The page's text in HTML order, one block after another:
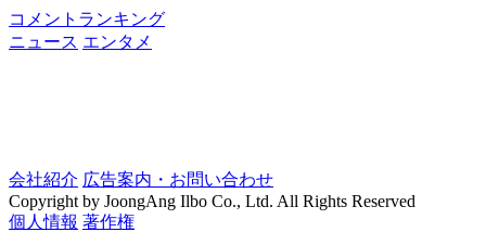
コメントランキング
ニュース エンタメ
会社紹介 広告案内・お問い合わせ
Copyright by JoongAng Ilbo Co., Ltd. All Rights Reserved
個人情報 著作権